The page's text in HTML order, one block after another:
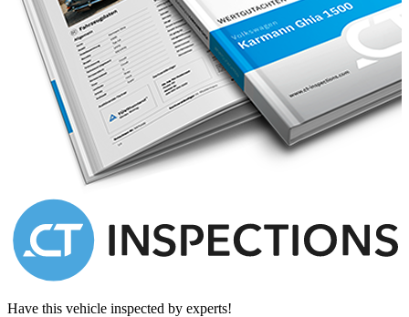
Have this vehicle inspected by experts!